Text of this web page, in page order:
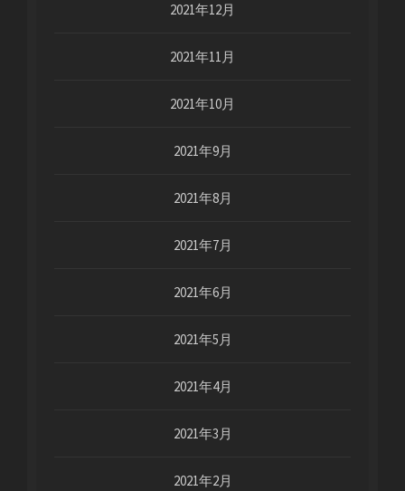
2021年12月
2021年11月
2021年10月
2021年9月
2021年8月
2021年7月
2021年6月
2021年5月
2021年4月
2021年3月
2021年2月